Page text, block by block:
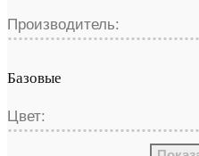
Производитель:
Базовые
Цвет: